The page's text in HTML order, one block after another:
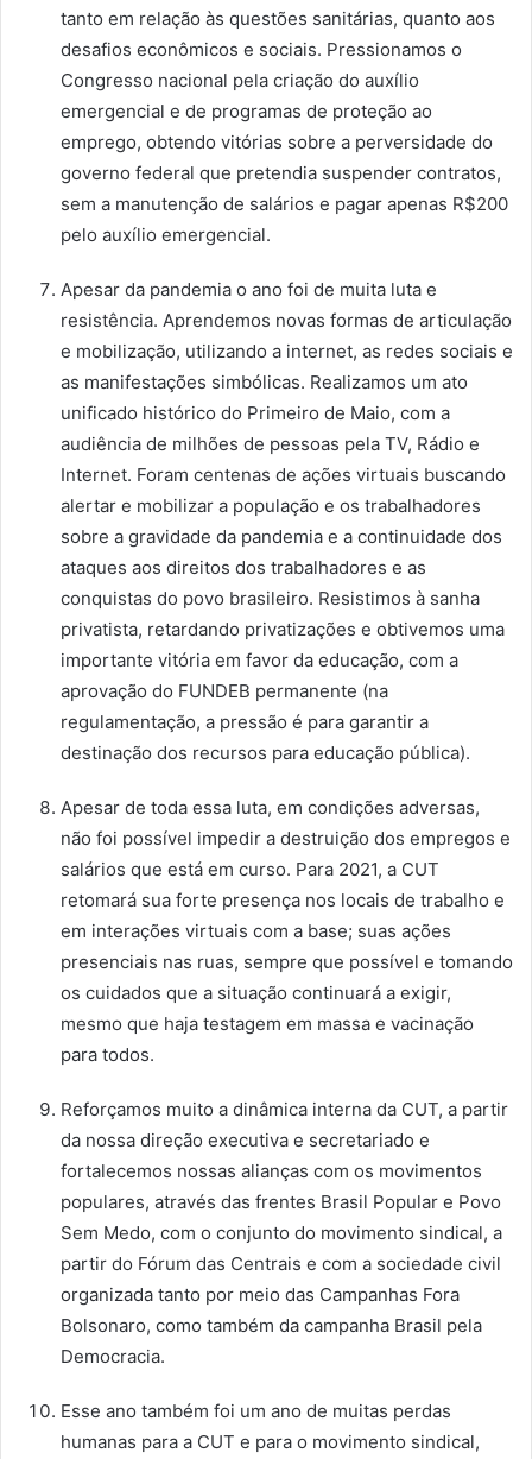
tanto em relação às questões sanitárias, quanto aos
desafios econômicos e sociais. Pressionamos o
Congresso nacional pela criação do auxílio
emergencial e de programas de proteção ao
emprego, obtendo vitórias sobre a perversidade do
governo federal que pretendia suspender contratos,
sem a manutenção de salários e pagar apenas R$200
pelo auxílio emergencial.
Apesar da pandemia o ano foi de muita luta e
resistência. Aprendemos novas formas de articulação
e mobilização, utilizando a internet, as redes sociais e
as manifestações simbólicas. Realizamos um ato
unificado histórico do Primeiro de Maio, com a
audiência de milhões de pessoas pela TV, Rádio e
Internet. Foram centenas de ações virtuais buscando
alertar e mobilizar a população e os trabalhadores
sobre a gravidade da pandemia e a continuidade dos
ataques aos direitos dos trabalhadores e as
conquistas do povo brasileiro. Resistimos à sanha
privatista, retardando privatizações e obtivemos uma
importante vitória em favor da educação, com a
aprovação do FUNDEB permanente (na
regulamentação, a pressão é para garantir a
destinação dos recursos para educação pública).
Apesar de toda essa luta, em condições adversas,
não foi possível impedir a destruição dos empregos e
salários que está em curso. Para 2021, a CUT
retomará sua forte presença nos locais de trabalho e
em interações virtuais com a base; suas ações
presenciais nas ruas, sempre que possível e tomando
os cuidados que a situação continuará a exigir,
mesmo que haja testagem em massa e vacinação
para todos.
Reforçamos muito a dinâmica interna da CUT, a partir
da nossa direção executiva e secretariado e
fortalecemos nossas alianças com os movimentos
populares, através das frentes Brasil Popular e Povo
Sem Medo, com o conjunto do movimento sindical, a
partir do Fórum das Centrais e com a sociedade civil
organizada tanto por meio das Campanhas Fora
Bolsonaro, como também da campanha Brasil pela
Democracia.
Esse ano também foi um ano de muitas perdas
humanas para a CUT e para o movimento sindical,